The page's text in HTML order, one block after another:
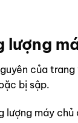
lượng
của
bị sập.
máy